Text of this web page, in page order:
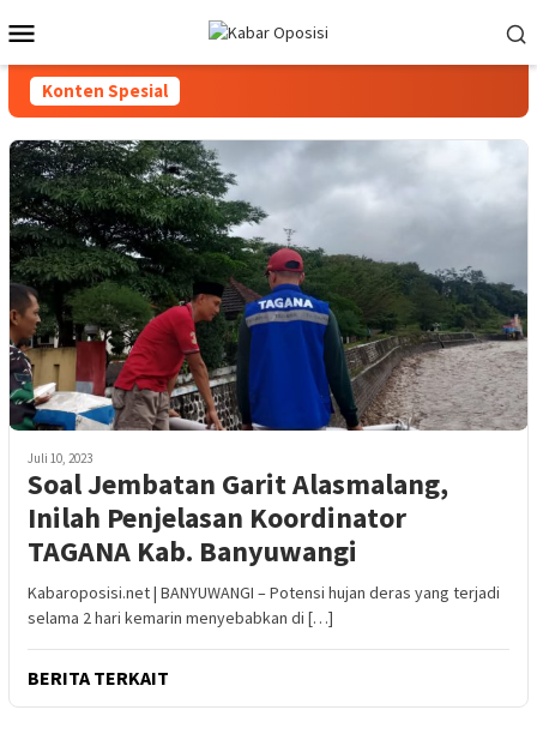
ke
kontenMobile
Konten Spesial
Juli 10, 2023
Soal Jembatan Garit Alasmalang,
Inilah Penjelasan Koordinator
TAGANA Kab. Banyuwangi
Kabaroposisi.net | BANYUWANGI – Potensi hujan deras yang terjadi
selama 2 hari kemarin menyebabkan di […]
BERITA TERKAIT